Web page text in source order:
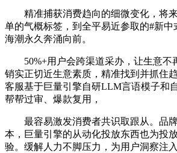
精准捕获消费趋向的细微变化，将来
单的气概标签，到全平易近参取的#新中
海潮永久奔涌向前。
50%+用户会跨渠道采办，让生意不
销实正切近生意素质，精准找到并抓住
客服基于巨量引擎自研LLM言语模子和
帮帮过审、爆款复用，
最容易激发消费者共识取跟从。品牌
本，巨量引擎的从动化投放东西也为投
验。缓解人力不脚压力，为用户洞察注